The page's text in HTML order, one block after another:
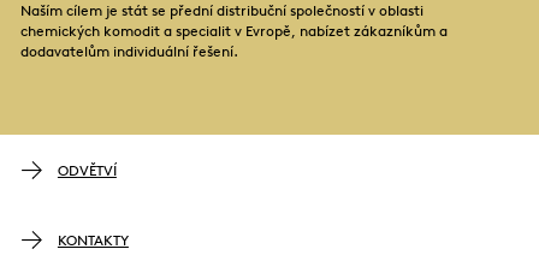
Naším cílem je stát se přední distribuční společností v oblasti
chemických komodit a specialit v Evropě, nabízet zákazníkům a
dodavatelům individuální řešení.
ODVĚTVÍ
KONTAKTY